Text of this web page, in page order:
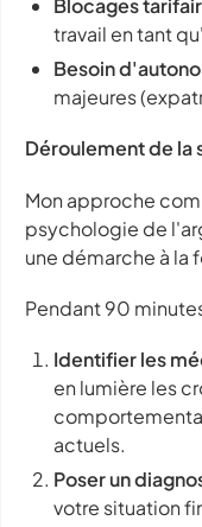
Blocages
travail en tant
Besoin
majeures
Déroulement de la
Mon approche
psychologie de
une démarche à la
Pendant 90
Identifier les
en lumière les
actuels.
Poser un
votre situation